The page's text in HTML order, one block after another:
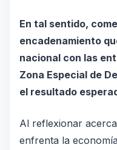
En tal sentido,
encadenamiento
nacional con las
Zona Especial de
el resultado
Al reflexionar
enfrenta la